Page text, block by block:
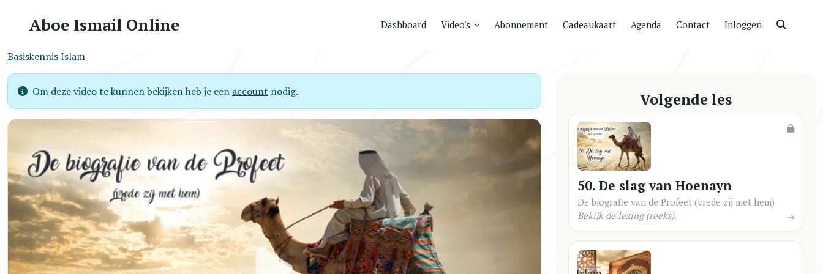
Aboe Ismail Online Dashboard Video's Abonnement Cadeaukaart Agenda Contact Inloggen
Basiskennis Islam
Om deze video te kunnen bekijken heb je een account nodig. Volgende les
50. De slag van Hoenayn
De biografie van de Profeet (vrede zij met hem)
Bekijk de lezing (reeks).